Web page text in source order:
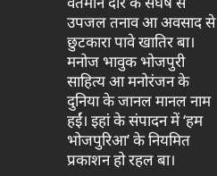
उपजल तनाव आ अवसाद से
छुटकारा पावे खातिर बा।
मनोज भावुक भोजपुरी
साहित्य आ मनोरंजन के
दुनिया के जानल मानल नाम
हईं। इहां के संपादन में ‘हम
भोजपुरिआ’ के नियमित
प्रकाशन हो रहल बा।